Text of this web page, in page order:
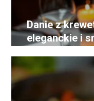
Danie z
eleganckie i